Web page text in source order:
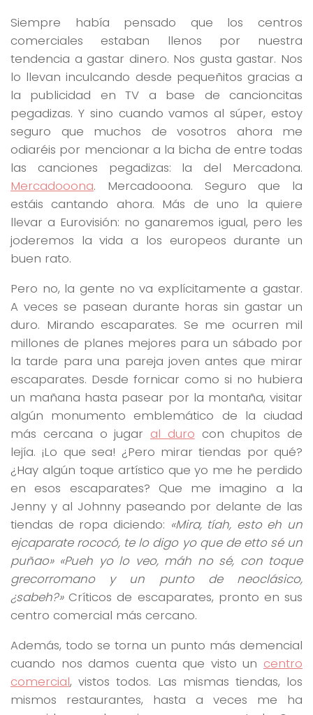
Siempre había pensado que los centros
comerciales estaban llenos por nuestra
tendencia a gastar dinero. Nos gusta gastar. Nos
lo llevan inculcando desde pequeñitos gracias a
la publicidad en TV a base de cancioncitas
pegadizas. Y sino cuando vamos al súper, estoy
seguro que muchos de vosotros ahora me
odiaréis por mencionar a la bicha de entre todas
las canciones pegadizas: la del Mercadona.
Mercadooona. Mercadooona. Seguro que la
estáis cantando ahora. Más de uno la quiere
llevar a Eurovisión: no ganaremos igual, pero les
joderemos la vida a los europeos durante un
buen rato.
Pero no, la gente no va explícitamente a gastar.
A veces se pasean durante horas sin gastar un
duro. Mirando escaparates. Se me ocurren mil
millones de planes mejores para un sábado por
la tarde para una pareja joven antes que mirar
escaparates. Desde fornicar como si no hubiera
un mañana hasta pasear por la montaña, visitar
algún monumento emblemático de la ciudad
más cercana o jugar al duro con chupitos de
lejía. ¡Lo que sea! ¿Pero mirar tiendas por qué?
¿Hay algún toque artístico que yo me he perdido
en esos escaparates? Que me imagino a la
Jenny y al Johnny paseando por delante de las
tiendas de ropa diciendo: «Mira, tíah, esto eh un
ejcaparate rococó, te lo digo yo que de etto sé un
puñao» «Pueh yo lo veo, máh no sé, con toque
grecorromano y un punto de neoclásico,
¿sabeh?»Críticos de escaparates, pronto en sus
centro comercial más cercano.
Además, todo se torna un punto más demencial
cuando nos damos cuenta que visto un centro
comercial, vistos todos. Las mismas tiendas, los
mismos restaurantes, hasta a veces me ha